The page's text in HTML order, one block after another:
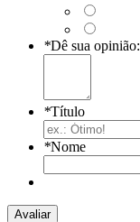
*Dê sua opinião:
*Título
*Nome
Avaliar